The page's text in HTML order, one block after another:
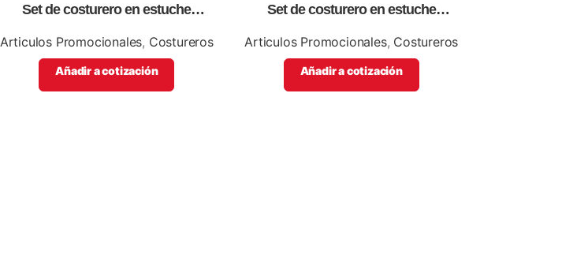
Set de costurero en estuche
parte superior
Articulos Promocionales, Costureros
Añadir a cotización
Set de costurero en estuche
Articulos Promocionales, Costureros
Añadir a cotización